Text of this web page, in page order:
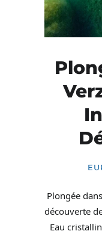
Plongée
découverte
Eau